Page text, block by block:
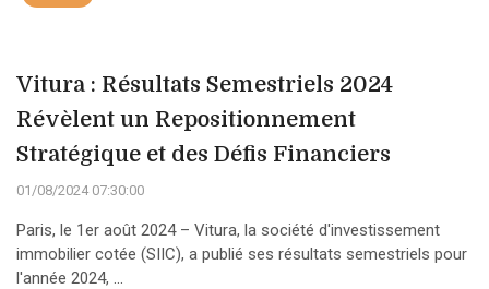
Vitura : Résultats Semestriels 2024
Révèlent un Repositionnement
Stratégique et des Défis Financiers
01/08/2024 07:30:00
Paris, le 1er août 2024 – Vitura, la société d'investissement
immobilier cotée (SIIC), a publié ses résultats semestriels pour
l'année 2024, ...